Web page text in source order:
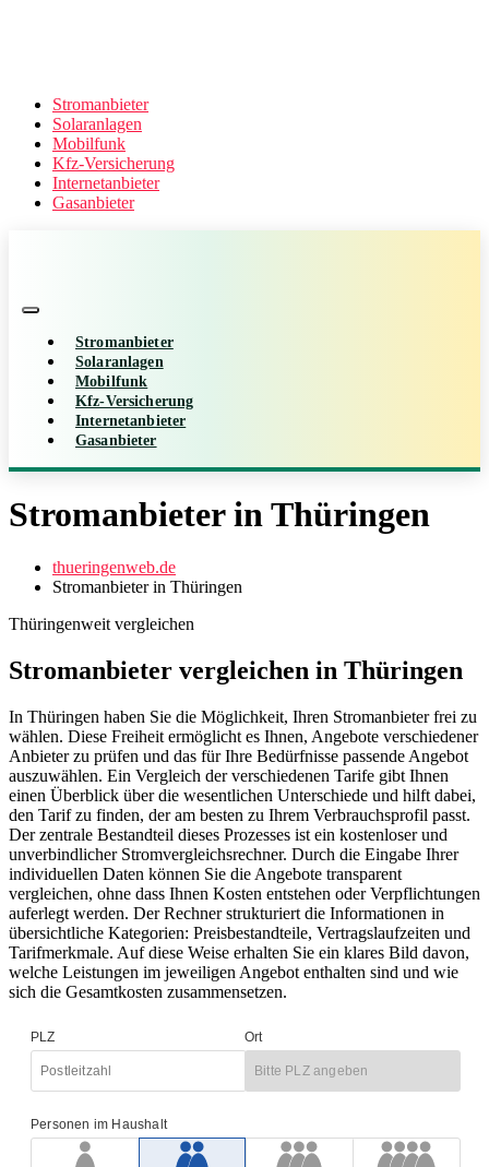
Stromanbieter
Solaranlagen
Mobilfunk
Kfz-Versicherung
Internetanbieter
Gasanbieter
Stromanbieter
Solaranlagen
Mobilfunk
Kfz-Versicherung
Internetanbieter
Gasanbieter
Stromanbieter in Thüringen
thueringenweb.de
Stromanbieter in Thüringen
Thüringenweit vergleichen
Stromanbieter vergleichen in Thüringen
In Thüringen haben Sie die Möglichkeit, Ihren Stromanbieter frei zu
wählen. Diese Freiheit ermöglicht es Ihnen, Angebote verschiedener
Anbieter zu prüfen und das für Ihre Bedürfnisse passende Angebot
auszuwählen. Ein Vergleich der verschiedenen Tarife gibt Ihnen
einen Überblick über die wesentlichen Unterschiede und hilft dabei,
den Tarif zu finden, der am besten zu Ihrem Verbrauchsprofil passt.
Der zentrale Bestandteil dieses Prozesses ist ein kostenloser und
unverbindlicher Stromvergleichsrechner. Durch die Eingabe Ihrer
individuellen Daten können Sie die Angebote transparent
vergleichen, ohne dass Ihnen Kosten entstehen oder Verpflichtungen
auferlegt werden. Der Rechner strukturiert die Informationen in
übersichtliche Kategorien: Preisbestandteile, Vertragslaufzeiten und
Tarifmerkmale. Auf diese Weise erhalten Sie ein klares Bild davon,
welche Leistungen im jeweiligen Angebot enthalten sind und wie
sich die Gesamtkosten zusammensetzen.